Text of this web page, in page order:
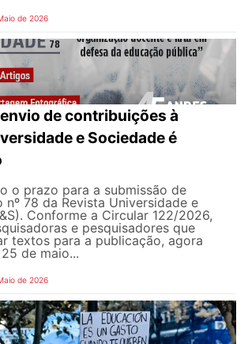
de 2026
de contribuições à
e Sociedade é
o prazo para a submissão de
78 da Revista Universidade e
Conforme a Circular 122/2026,
e pesquisadores que
textos para a publicação, agora
de maio...
de 2026